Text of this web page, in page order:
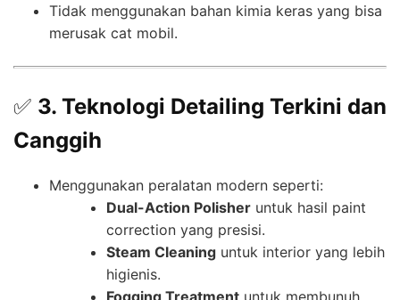
Tidak menggunakan bahan kimia keras yang bisa
merusak cat mobil.
✅ 3. Teknologi Detailing Terkini dan
Canggih
Menggunakan peralatan modern seperti:
Dual-Action Polisher untuk hasil paint
correction yang presisi.
Steam Cleaning untuk interior yang lebih
higienis.